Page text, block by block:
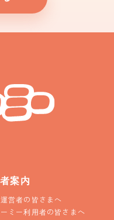
案内
営者の皆さまへ
ーミー利用者の皆さまへ